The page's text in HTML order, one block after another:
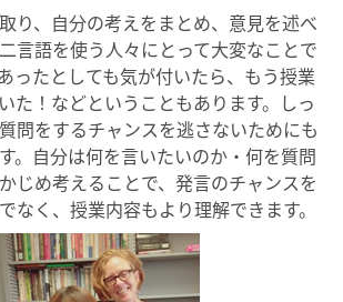
り、自分の考えをまとめ、意見を述べ
言語を使う人々にとって大変なことで
ったとしても気が付いたら、もう授業
た！などということもあります。しっ
問をするチャンスを逃さないためにも
。自分は何を言いたいのか・何を質問
じめ考えることで、発言のチャンスを
なく、授業内容もより理解できます。